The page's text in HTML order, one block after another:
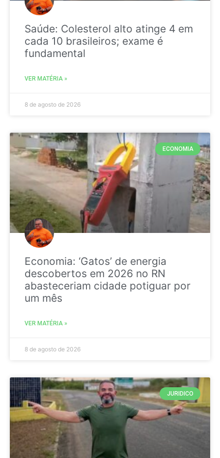
Saúde: Colesterol alto atinge 4 em
cada 10 brasileiros; exame é
fundamental
VER MATÉRIA »
8 de agosto de 2026
ECONOMIA
Economia: ‘Gatos’ de energia
descobertos em 2026 no RN
abasteceriam cidade potiguar por
um mês
VER MATÉRIA »
8 de agosto de 2026
JURIDICO